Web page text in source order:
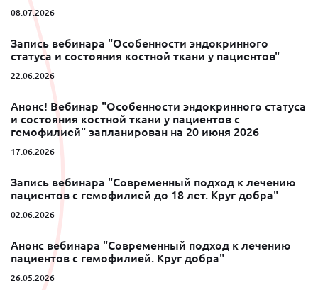
08.07.2026
Запись вебинара "Особенности эндокринного
статуса и состояния костной ткани у пациентов"
22.06.2026
Анонс! Вебинар "Особенности эндокринного статуса
и состояния костной ткани у пациентов с
гемофилией" запланирован на 20 июня 2026
17.06.2026
Запись вебинара "Современный подход к лечению
пациентов с гемофилией до 18 лет. Круг добра"
02.06.2026
Анонс вебинара "Современный подход к лечению
пациентов с гемофилией. Круг добра"
26.05.2026